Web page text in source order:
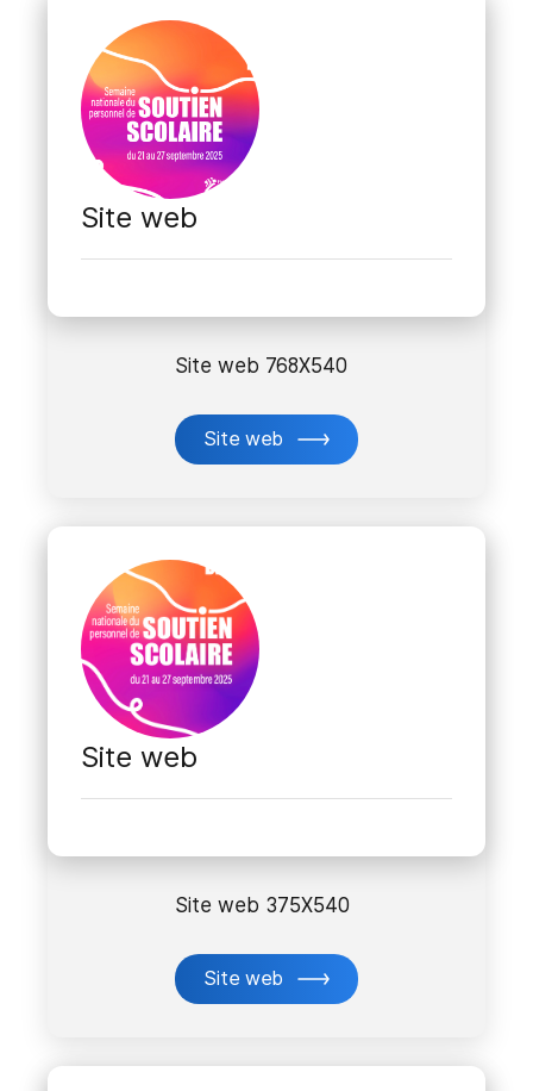
Site web
Site web 768X540
Site web
Site web
Site web 375X540
Site web